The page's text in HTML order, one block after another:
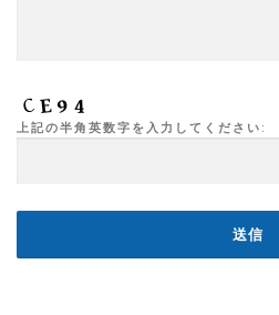
上記の半角英数字を入力してください: